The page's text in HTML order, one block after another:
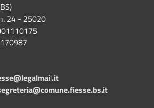
24 - 25020